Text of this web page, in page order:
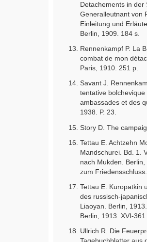
Detachements in der
Generalleutnant von
Einleitung und
Berlin, 1909. 184 s.
Rennenkampf P. La
combat de mon
Paris, 1910. 251 p.
Savant J.
tentative
ambassades et des
1938. P. 23.
Story D. The
Tettau E. Achtzehn
Mandschurei. Bd. 1.
nach Mukden.
zum
Tettau E. Kuropatkin
des russisch-
Liaoyan. Berlin,
Berlin, 1913. XVI-361
Ullrich R. Die